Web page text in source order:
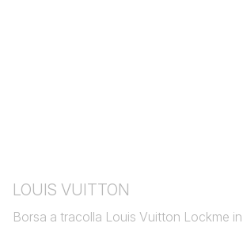
LOUIS VUITTON
Borsa a tracolla Louis Vuitton Lockme